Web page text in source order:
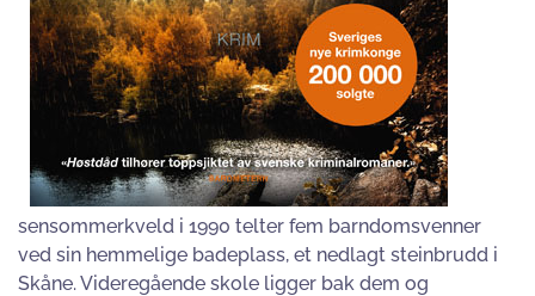
sensommerkveld i 1990 telter fem barndomsvenner
ved sin hemmelige badeplass, et nedlagt steinbrudd i
Skåne. Videregående skole ligger bak dem og